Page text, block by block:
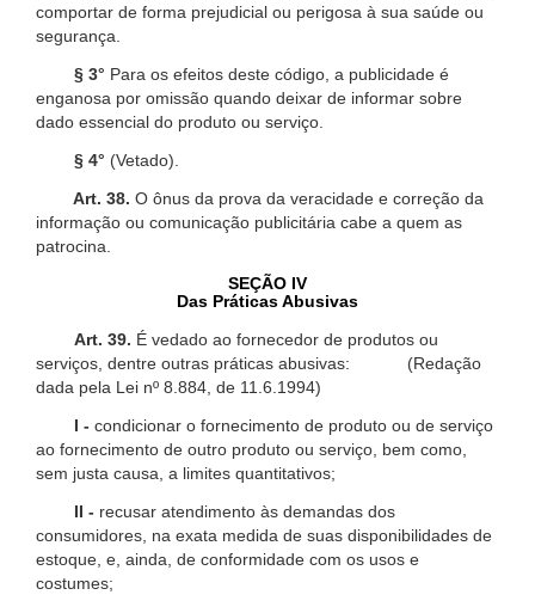
comportar de forma prejudicial ou perigosa à sua saúde ou
segurança.
§ 3° Para os efeitos deste código, a publicidade é
enganosa por omissão quando deixar de informar sobre
dado essencial do produto ou serviço.
§ 4° (Vetado).
Art. 38. O ônus da prova da veracidade e correção da
informação ou comunicação publicitária cabe a quem as
patrocina.
SEÇÃO IV
Das Práticas Abusivas
Art. 39. É vedado ao fornecedor de produtos ou
serviços, dentre outras práticas abusivas: (Redação
dada pela Lei nº 8.884, de 11.6.1994)
I - condicionar o fornecimento de produto ou de serviço
ao fornecimento de outro produto ou serviço, bem como,
sem justa causa, a limites quantitativos;
II - recusar atendimento às demandas dos
consumidores, na exata medida de suas disponibilidades de
estoque, e, ainda, de conformidade com os usos e
costumes;